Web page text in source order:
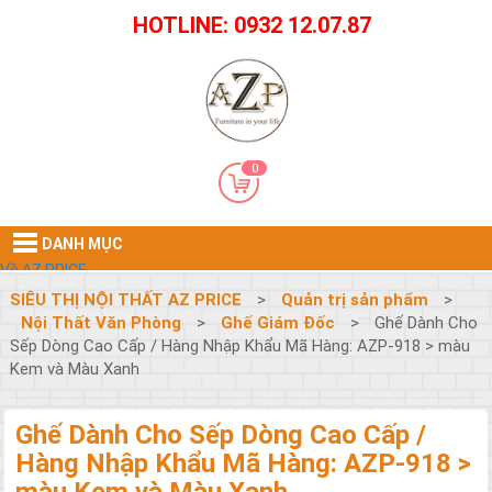
HOTLINE: 0932 12.07.87
0
DANH MỤC
Về AZ PRICE
Giới Thiệu
Tuyển Dụng
Nội Thất Gia Đình
Ghế Cafe - Ghế Ăn
Bàn Cafe
Ghế SOFA
GHẾ THƯ GIÃN
BỘ BÀN ĂN
SIÊU THỊ NỘI THẤT AZ PRICE > Quản trị sản phẩm
>
Nội Thất Văn Phòng
> Ghế Giám Đốc >
Ghế Dành Cho
Sếp Dòng Cao Cấp / Hàng Nhập Khẩu Mã Hàng: AZP-918 > màu
Kem và Màu Xanh
Ghế Dành Cho Sếp Dòng Cao Cấp /
Hàng Nhập Khẩu Mã Hàng: AZP-918 >